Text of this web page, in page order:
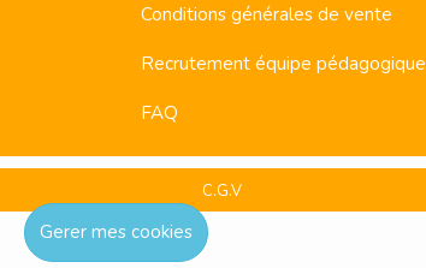
Conditions générales de vente
Recrutement équipe pédagogique
FAQ
C.G.V
Gerer mes cookies